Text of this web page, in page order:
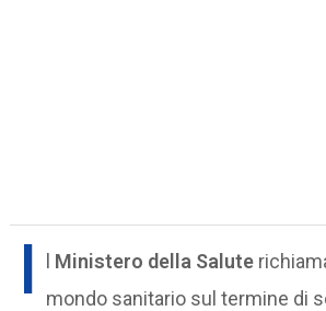
I l Ministero della Salute
mondo sanitario sul termine di